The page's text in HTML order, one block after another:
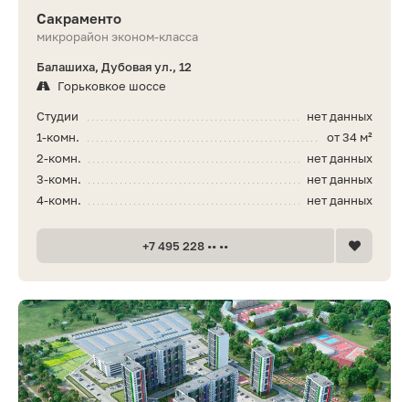
Сакраменто
микрорайон эконом-класса
Балашиха, Дубовая ул., 12
Горьковкое шоссе
нет данных
Студии
от 34 м²
1-комн.
нет данных
2-комн.
нет данных
3-комн.
нет данных
4-комн.
+7 495 228 •• ••